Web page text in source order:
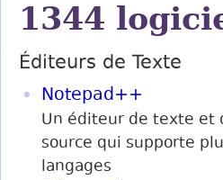
1344
Éditeurs de Texte
Notepad++
Un éditeur de texte et
source qui supporte
langages